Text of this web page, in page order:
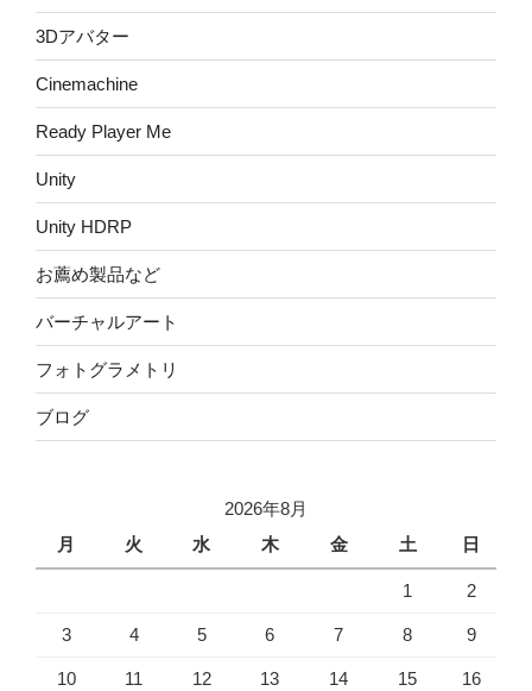
3Dアバター
Cinemachine
Ready Player Me
Unity
Unity HDRP
お薦め製品など
バーチャルアート
フォトグラメトリ
ブログ
2026年8月
月
火 水 木 金 土 日
1 2
3 4 5 6 7 8 9
10 11 12 13 14 15 16